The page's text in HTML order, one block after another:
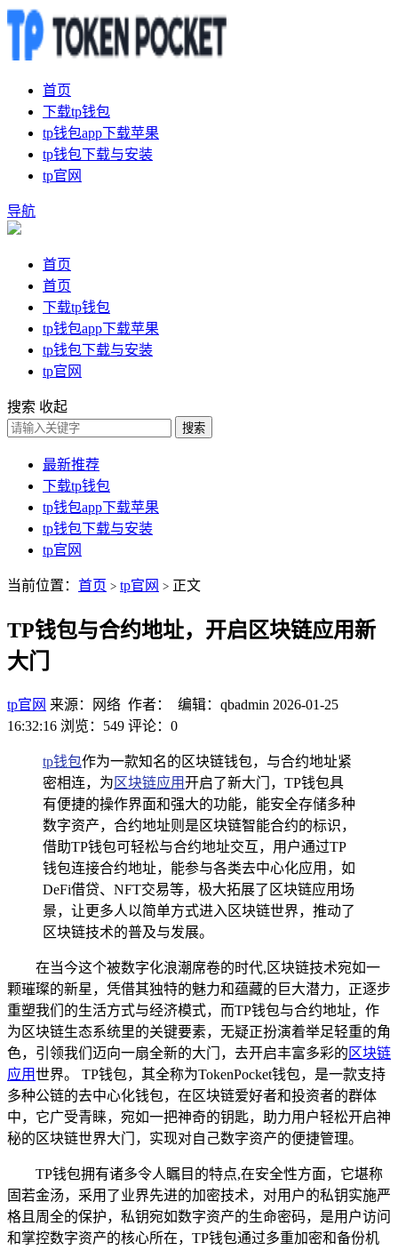
首页
下载tp钱包
tp钱包app下载苹果
tp钱包下载与安装
tp官网
导航
首页
首页
下载tp钱包
tp钱包app下载苹果
tp钱包下载与安装
tp官网
搜索 收起
搜索
最新推荐
下载tp钱包
tp钱包app下载苹果
tp钱包下载与安装
tp官网
当前位置： 首页 > tp官网 > 正文
TP钱包与合约地址，开启区块链应用新
大门
tp官网 来源：网络 作者： 编辑：qbadmin 2026-01-25
16:32:16 浏览：549 评论：0
tp钱包作为一款知名的区块链钱包，与合约地址紧
密相连，为 区块链应用开启了新大门，TP钱包具
有便捷的操作界面和强大的功能，能安全存储多种
数字资产，合约地址则是区块链智能合约的标识，
借助TP钱包可轻松与合约地址交互，用户通过TP
钱包连接合约地址，能参与各类去中心化应用，如
DeFi借贷、NFT交易等，极大拓展了区块链应用场
景，让更多人以简单方式进入区块链世界，推动了
区块链技术的普及与发展。
在当今这个被数字化浪潮席卷的时代,区块链技术宛如一
颗璀璨的新星，凭借其独特的魅力和蕴藏的巨大潜力，正逐步
重塑我们的生活方式与经济模式，而TP钱包与合约地址，作
为区块链生态系统里的关键要素，无疑正扮演着举足轻重的角
色，引领我们迈向一扇全新的大门，去开启丰富多彩的 区块链
应用世界。 TP钱包，其全称为TokenPocket钱包，是一款支持
多种公链的去中心化钱包，在区块链爱好者和投资者的群体
中，它广受青睐，宛如一把神奇的钥匙，助力用户轻松开启神
秘的区块链世界大门，实现对自己数字资产的便捷管理。
TP钱包拥有诸多令人瞩目的特点,在安全性方面，它堪称
固若金汤，采用了业界先进的加密技术，对用户的私钥实施严
格且周全的保护，私钥宛如数字资产的生命密码，是用户访问
和掌控数字资产的核心所在，TP钱包通过多重加密和备份机